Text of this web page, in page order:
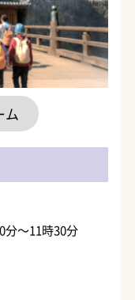
ム
分～11時30分